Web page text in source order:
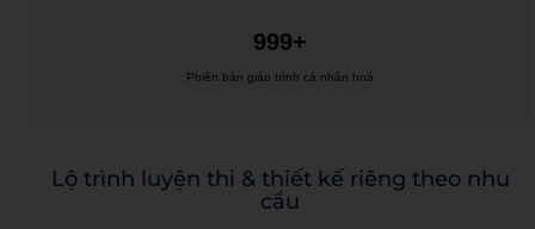
999+
Phiên bản giáo trình cá nhân hoá
Lộ trình luyện thi & thiết kế riêng theo nhu
cầu